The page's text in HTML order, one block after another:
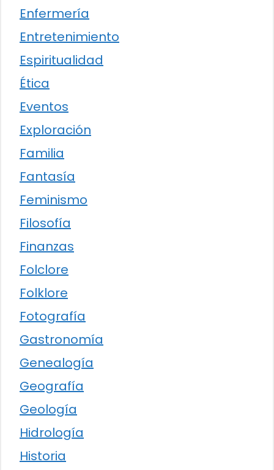
Enfermería
Entretenimiento
Espiritualidad
Ética
Eventos
Exploración
Familia
Fantasía
Feminismo
Filosofía
Finanzas
Folclore
Folklore
Fotografía
Gastronomía
Genealogía
Geografía
Geología
Hidrología
Historia